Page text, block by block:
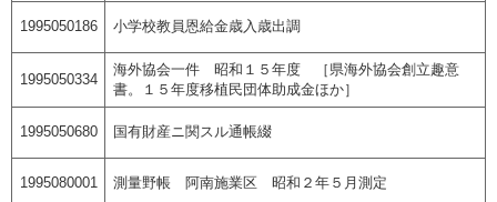
1995050186 小学校教員恩給金歳入歳出調
1995050334
海外協会一件 昭和１５年度 ［県海外協会創立趣意
書。１５年度移植民団体助成金ほか］
1995050680 国有財産ニ関スル通帳綴
1995080001 測量野帳 阿南施業区 昭和２年５月測定